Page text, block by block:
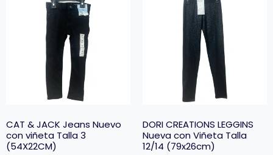
CAT & JACK Jeans Nuevo
con viñeta Talla 3
(54X22CM)
DORI CREATIONS LEGGINS
Nueva con Viñeta Talla
12/14 (79x26cm)